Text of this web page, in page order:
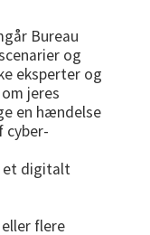
Bureau
og
eksperter og
jeres
en hændelse
cyber-
et digitalt
flere